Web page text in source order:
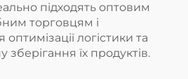
підходять оптовим
торговцям і
логістики та
їх продуктів.